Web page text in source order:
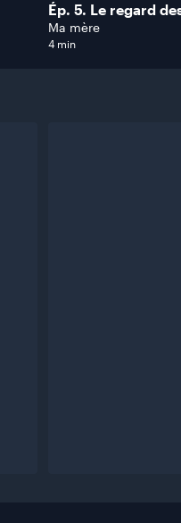
Ép. 5. Le regard
Ma mère
4 min